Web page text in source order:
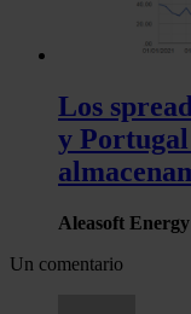
Los
y
Aleasoft
Un comentario